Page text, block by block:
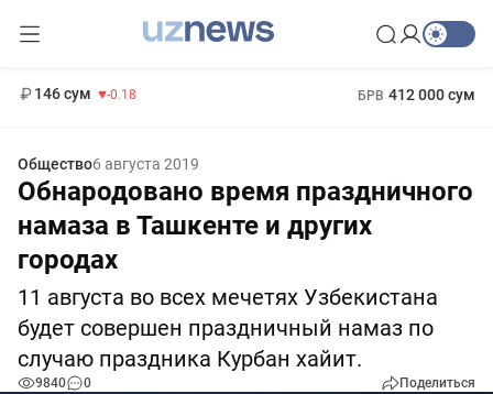
146 сум -0.18 БРВ 412 000 сум
Общество6 августа 2019
Обнародовано время праздничного
намаза в Ташкенте и других
городах
11 августа во всех мечетях Узбекистана
будет совершен праздничный намаз по
случаю праздника Курбан хайит.
9840 0 Поделиться